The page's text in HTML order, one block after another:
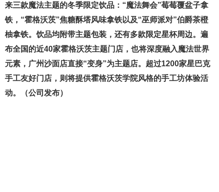
来三款魔法主题的冬季限定饮品：“魔法舞会”莓莓覆盆子拿
铁，“霍格沃茨”焦糖酥塔风味拿铁以及“巫师派对”伯爵茶橙
柚拿铁。饮品均附带主题包装，还有多款限定星杯周边。遍
布全国的近40家霍格沃茨主题门店，也将深度融入魔法世界
元素，广州沙面店直接“变身”为主题店。超过1200家星巴克
手工友好门店，则将提供霍格沃茨学院风格的手工坊体验活
动。（公司发布）